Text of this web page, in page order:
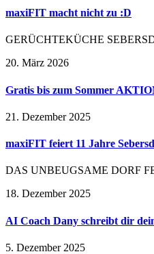
maxiFIT macht nicht zu :D
GERÜCHTEKÜCHE
20. März 2026
Gratis bis zum Sommer
21. Dezember 2025
maxiFIT feiert 11 Jahre
DAS UNBEUGSAME DORF
18. Dezember 2025
AI Coach Dany schreibt dir
5. Dezember 2025